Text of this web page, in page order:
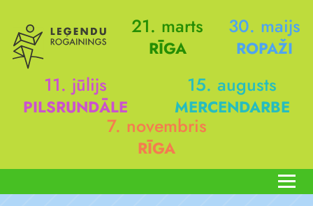
21. marts
RĪGA
30. maijs
ROPAŽI
11. jūlijs
PILSRUNDĀLE
15. augusts
MERCENDARBE
7. novembris
RĪGA